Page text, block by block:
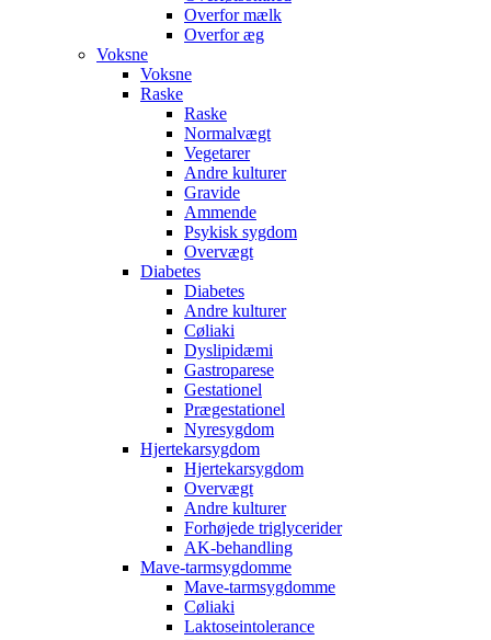
Overfor mælk
Overfor æg
Voksne
Voksne
Raske
Raske
Normalvægt
Vegetarer
Andre kulturer
Gravide
Ammende
Psykisk sygdom
Overvægt
Diabetes
Diabetes
Andre kulturer
Cøliaki
Dyslipidæmi
Gastroparese
Gestationel
Prægestationel
Nyresygdom
Hjertekarsygdom
Hjertekarsygdom
Overvægt
Andre kulturer
Forhøjede triglycerider
AK-behandling
Mave-tarmsygdomme
Mave-tarmsygdomme
Cøliaki
Laktoseintolerance